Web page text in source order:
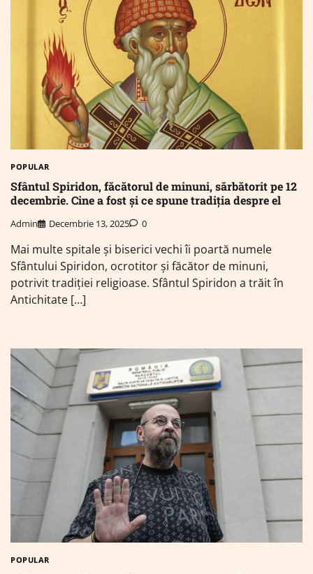
POPULAR
Sfântul Spiridon, făcătorul de minuni, sărbătorit pe 12
decembrie. Cine a fost și ce spune tradiția despre el
Admin Decembrie 13, 2025 0
Mai multe spitale și biserici vechi îi poartă numele
Sfântului Spiridon, ocrotitor și făcător de minuni,
potrivit tradiției religioase. Sfântul Spiridon a trăit în
Antichitate […]
POPULAR